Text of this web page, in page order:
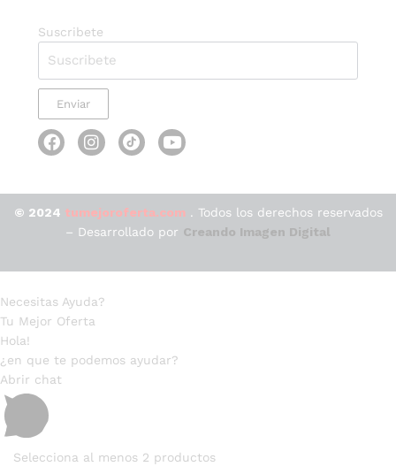
Suscribete
Enviar
© 2024 tumejoroferta.com. Todos los derechos reservados
– Desarrollado por Creando Imagen Digital
Necesitas Ayuda?
Tu Mejor Oferta
Hola!
¿en que te podemos ayudar?
Abrir chat
Selecciona al menos 2 productos